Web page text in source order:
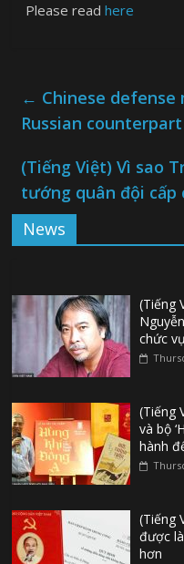
Please readhere
← Chinese
Russian
(Tiếng Việt) Vì sao
tướng quân đội cấp
News
(Tiếng
chức
(Tiếng
và bộ
hành
(Tiếng
được
hơn